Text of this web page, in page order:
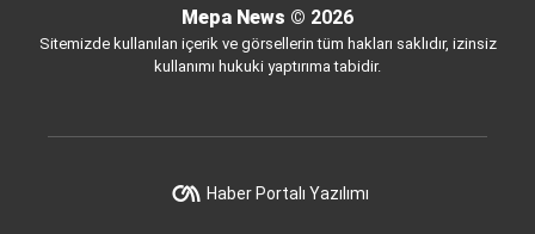
Mepa News © 2026
Sitemizde kullanılan içerik ve görsellerin tüm hakları saklıdır, izinsiz
kullanımı hukuki yaptırıma tabidir.
Haber Portalı Yazılımı